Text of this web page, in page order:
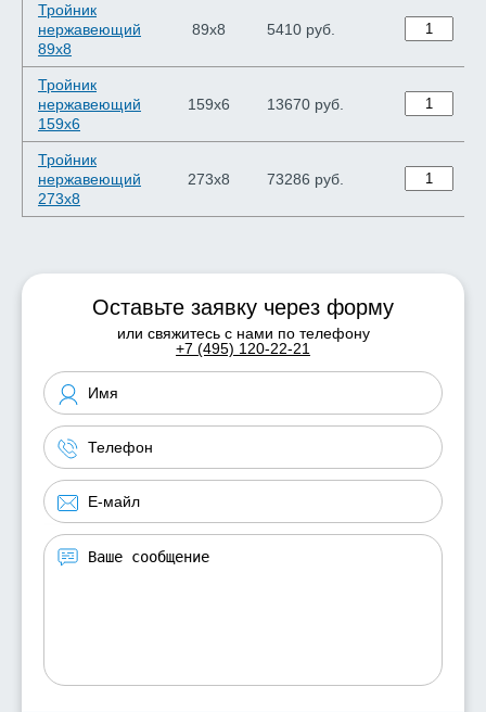
Тройник
нержавеющий
89х8
89х8 5410 руб.
Тройник
нержавеющий
159х6
159х6 13670 руб.
Тройник
нержавеющий
273х8
273х8 73286 руб.
Оставьте заявку через форму
или свяжитесь с нами по телефону
+7 (495) 120-22-21